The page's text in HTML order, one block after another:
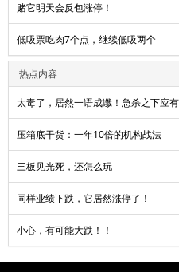
赌它明天会反包涨停！
低吸票吃肉7个点，继续低吸两个
热点内容
太毒了，居然一语成谶！急杀之下应有
压箱底干货：一年10倍的机构战法
三板见光死，还怎么玩
同样业绩下跌，它居然涨停了！
小心，有可能大跌！！